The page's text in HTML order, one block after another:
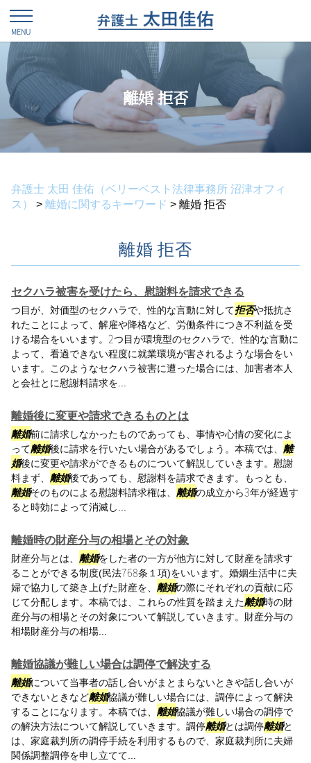
離婚 拒否
弁護士 太田 佳佑（ベリーベスト法律事務所 沼津オフィ
ス） >離婚に関するキーワード >離婚 拒否
離婚 拒否
セクハラ被害を受けたら、慰謝料を請求できる
つ目が、対価型のセクハラで、性的な言動に対して拒否や抵抗さ
れたことによって、解雇や降格など、労働条件につき不利益を受
ける場合をいいます。2つ目が環境型のセクハラで、性的な言動に
よって、看過できない程度に就業環境が害されるような場合をい
います。このようなセクハラ被害に遭った場合には、加害者本人
と会社とに慰謝料請求を...
離婚後に変更や請求できるものとは
離婚前に請求しなかったものであっても、事情や心情の変化によ
って離婚後に請求を行いたい場合があるでしょう。本稿では、 離
婚後に変更や請求ができるものについて解説していきます。慰謝
料まず、 離婚後であっても、慰謝料を請求できます。もっとも、
離婚そのものによる慰謝料請求権は、 離婚の成立から3年が経過す
ると時効によって消滅し...
離婚時の財産分与の相場とその対象
財産分与とは、 離婚をした者の一方が他方に対して財産を請求す
ることができる制度(民法768条１項)をいいます。婚姻生活中に夫
婦で協力して築き上げた財産を、 離婚の際にそれぞれの貢献に応
じて分配します。本稿では、これらの性質を踏まえた離婚時の財
産分与の相場とその対象について解説していきます。財産分与の
相場財産分与の相場...
離婚協議が難しい場合は調停で解決する
離婚について当事者の話し合いがまとまらないときや話し合いが
できないときなど離婚協議が難しい場合には、調停によって解決
することになります。本稿では、 離婚協議が難しい場合の調停で
の解決方法について解説していきます。調停離婚とは調停離婚と
は、家庭裁判所の調停手続を利用するもので、家庭裁判所に夫婦
関係調整調停を申し立てて...